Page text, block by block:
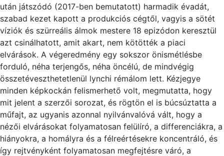
után játszódó (2017-ben bemutatott) harmadik évadát,
szabad kezet kapott a produkciós cégtől, vagyis a sötét
víziók és szürreális álmok mestere 18 epizódon keresztül
azt csinálhatott, amit akart, nem kötötték a piaci
elvárások. A végeredmény egy sokszor önismétlésbe
forduló, néha terjengős, néha öncélú, de mindvégig
összetéveszthetetlenül lynchi rémálom lett. Kézjegye
minden képkockán felismerhető volt, megmutatta, hogy
mit jelent a szerzői sorozat, és rögtön el is búcsúztatta a
műfajt, az ugyanis azonnal nyilvánvalóvá vált, hogy a
nézői elvárásokat folyamatosan felülíró, a differenciákra, a
hiányokra, a homályra és a félreértésekre koncentráló, és
így rejtvényként folyamatosan megfejtésre váró, a